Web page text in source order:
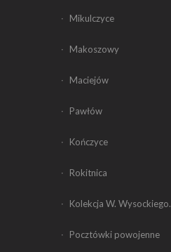
Mikulczyce
Makoszowy
Maciejów
Pawłów
Kończyce
Rokitnica
Kolekcja W. Wysockiego.
Pocztówki powojenne